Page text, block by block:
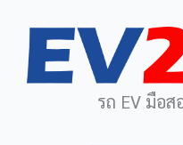
รถ EV มือส